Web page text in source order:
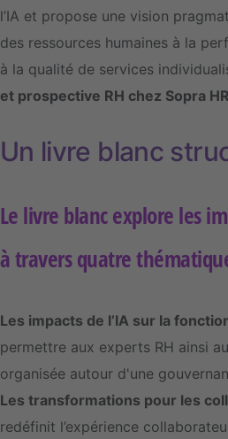
l’IA et propose une vision
des ressources humaines à la
à la qualité de services
et prospective RH chez Sopra
Un livre blanc
Le livre blanc explore les
à travers quatre
Les impacts de l’IA sur la
permettre aux experts RH ainsi
organisée autour d'une
Les transformations pour les
redéfinit l’expérience